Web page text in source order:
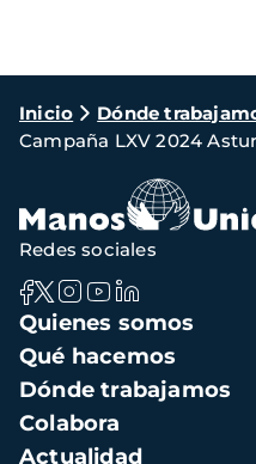
Ruta
de
navegación
Inicio Dónde
Campaña LXV 2024
Navegación
principal
Quienes somos
Qué hacemos
Dónde trabajamos
Colabora
Actualidad
Redes sociales